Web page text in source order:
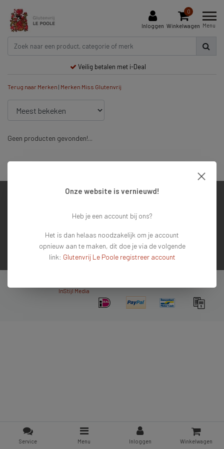
Inloggen
0
Winkelwagen Menu
Veilig betalen met i-Deal
Terug naar Merken | Merken Miss Glutenvrij
Geen producten gevonden!...
Contactgegevens
Nieuwsbrief
InStijl Media
Service Menu Inloggen Winkelwagen
Onze website is vernieuwd!
Heb je een account bij ons?
Het is dan helaas noodzakelijk om je account
opnieuw aan te maken, dit doe je via de volgende
link: Glutenvrij Le Poole registreer account